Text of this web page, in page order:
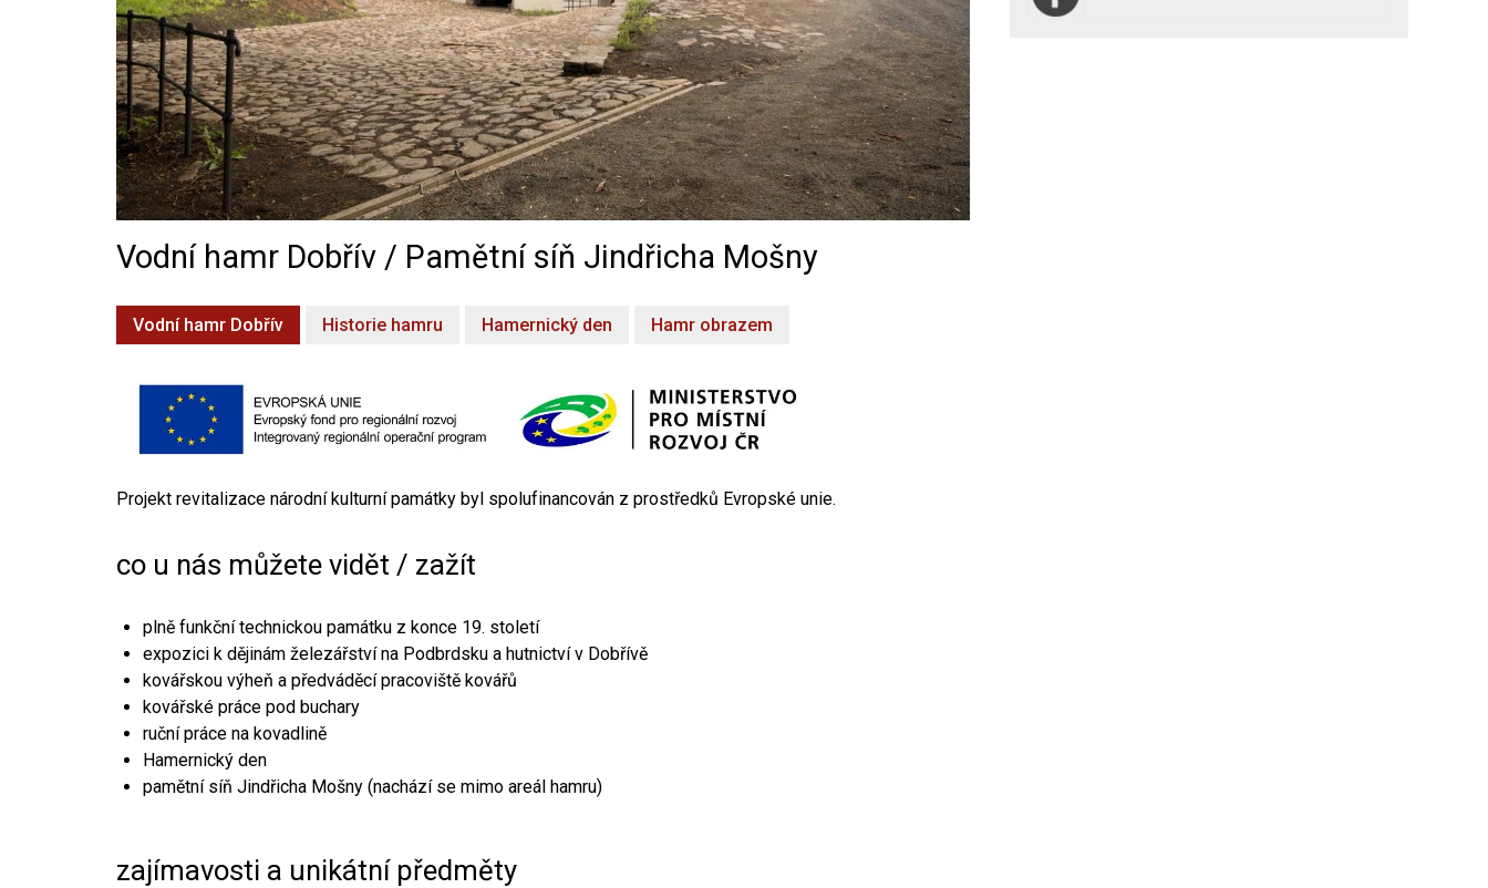
Vodní hamr Dobřív / Pamětní síň Jindřicha Mošny
Vodní hamr Dobřív Historie hamru Hamernický den Hamr obrazem
Projekt revitalizace národní kulturní památky byl spolufinancován z prostředků Evropské unie.
co u nás můžete vidět / zažít
plně funkční technickou památku z konce 19. století
expozici k dějinám železářství na Podbrdsku a hutnictví v Dobřívě
kovářskou výheň a předváděcí pracoviště kovářů
kovářské práce pod buchary
ruční práce na kovadlině
Hamernický den
pamětní síň Jindřicha Mošny (nachází se mimo areál hamru)
zajímavosti a unikátní předměty